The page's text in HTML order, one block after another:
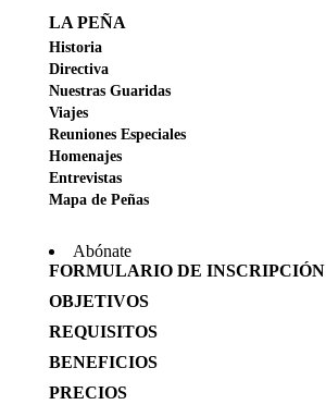
LA PEÑA
Historia
Directiva
Nuestras Guaridas
Viajes
Reuniones Especiales
Homenajes
Entrevistas
Mapa de Peñas
Abónate
FORMULARIO DE INSCRIPCIÓN
OBJETIVOS
REQUISITOS
BENEFICIOS
PRECIOS